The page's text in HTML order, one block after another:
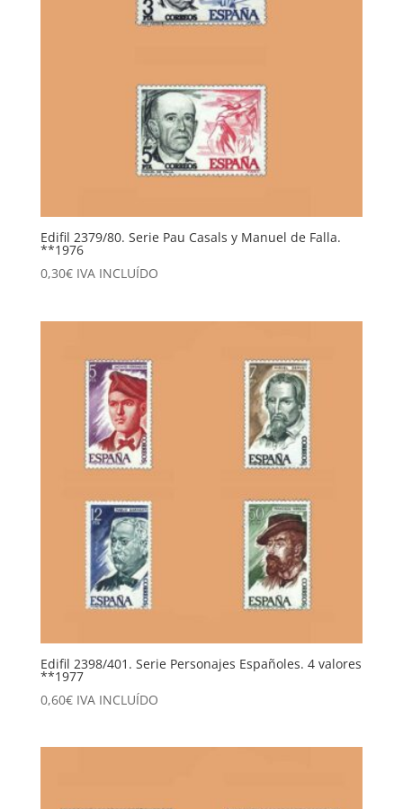
Edifil 2379/80. Serie Pau Casals y Manuel de Falla.
**1976
0,30€ IVA INCLUÍDO
Edifil 2398/401. Serie Personajes Españoles. 4 valores
**1977
0,60€ IVA INCLUÍDO